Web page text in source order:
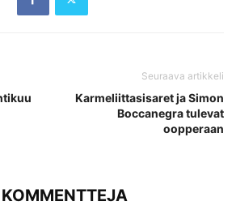
Seuraava artikkeli
Karmeliittasisaret ja Simon
Boccanegra tulevat
oopperaan
KOMMENTTEJA